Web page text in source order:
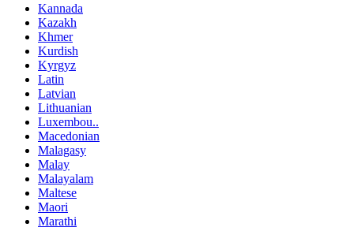
Kannada
Kazakh
Khmer
Kurdish
Kyrgyz
Latin
Latvian
Lithuanian
Luxembou..
Macedonian
Malagasy
Malay
Malayalam
Maltese
Maori
Marathi